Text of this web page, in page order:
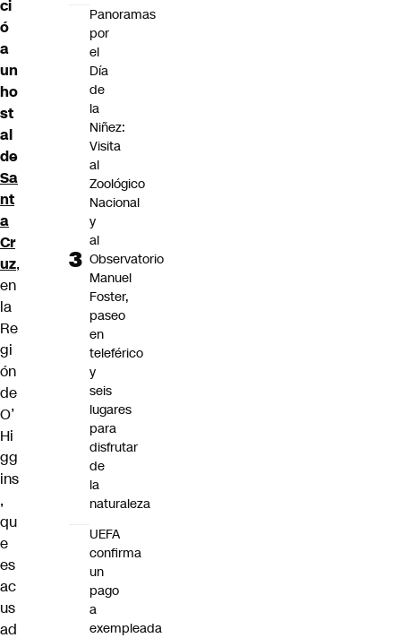
ci
ó
a
un
ho
st
al
de
Sa
nt
a
Cr
uz,
en
la
Re
gi
ón
de
O’
Hi
gg
ins
,
qu
e
es
ac
us
ad
Panoramas
por
el
Día
de
la
Niñez:
Visita
al
Zoológico
Nacional
y
al
Observatorio
Manuel
Foster,
paseo
en
teleférico
y
seis
lugares
para
disfrutar
de
la
naturaleza
UEFA
confirma
un
pago
a
exempleada